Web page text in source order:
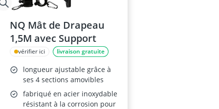
NQ Mât de Drapeau
1,5M avec Support
vérifier ici livraison gratuite
longueur ajustable grâce à
ses 4 sections amovibles
fabriqué en acier inoxydable
résistant à la corrosion pour